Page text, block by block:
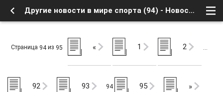
Другие новости в мире спорта (94) - Новости телеканалов - Новости спорта и анонсы спортивных трансляций - Форум о Спутниковом Телевидении
Страница 94из 95 « 1 2 …
92 93 94 95 »